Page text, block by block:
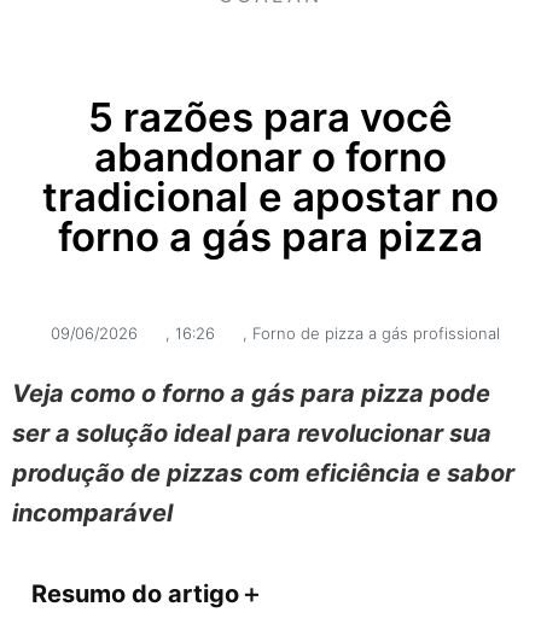
5 razões para você
abandonar o forno
tradicional e apostar no
forno a gás para pizza
09/06/2026 16:26 Forno de pizza a gás profissional
Veja como o forno a gás para pizza pode
ser a solução ideal para revolucionar sua
produção de pizzas com eficiência e sabor
incomparável
Resumo do artigo＋